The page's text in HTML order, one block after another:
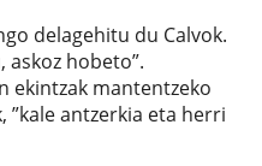
delagehitu du Calvok.
askoz hobeto”.
ekintzak mantentzeko
antzerkia eta herri